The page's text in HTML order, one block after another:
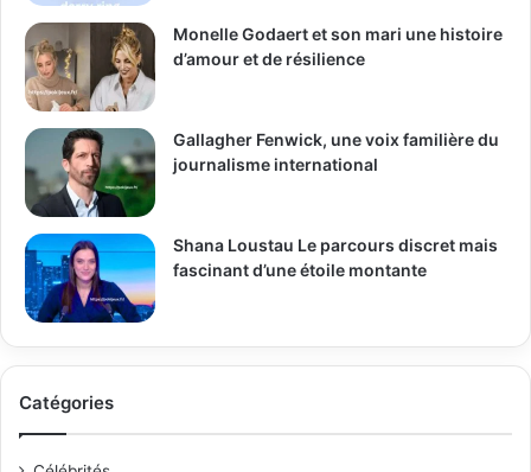
Monelle Godaert et son mari une histoire
d’amour et de résilience
Gallagher Fenwick, une voix familière du
journalisme international
Shana Loustau Le parcours discret mais
fascinant d’une étoile montante
Catégories